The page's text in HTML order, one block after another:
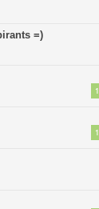
=)
1
1